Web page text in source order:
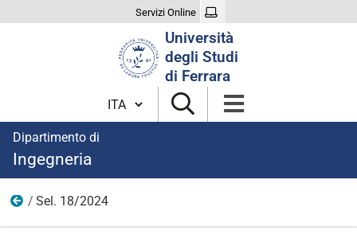
Servizi Online
Università
degli Studi
di Ferrara
Cambia lingua
Dipartimento di
Ingegneria
Anno 2024
Sel. 18/2024